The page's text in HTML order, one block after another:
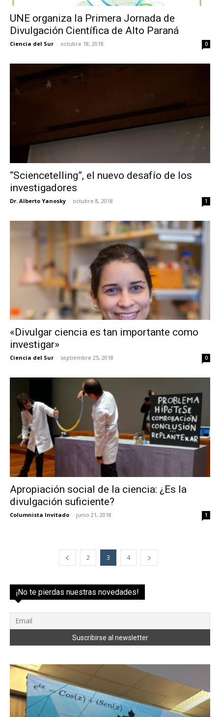
UNE organiza la Primera Jornada de
Divulgación Científica de Alto Paraná
Ciencia del Sur - octubre 18, 2018 0
“Sciencetelling”, el nuevo desafío de los
investigadores
Dr. Alberto Yanosky - octubre 8, 2018 1
«Divulgar ciencia es tan importante como
investigar»
Ciencia del Sur - septiembre 25, 2018 0
Apropiación social de la ciencia: ¿Es la
divulgación suficiente?
Columnista Invitado - junio 21, 2018 1
2 3 4
¡No te pierdas nuestras novedades!